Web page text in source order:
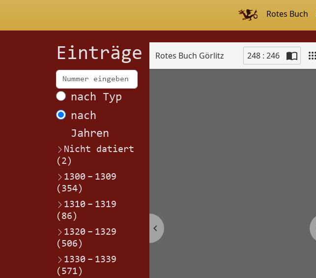
Rotes Buch
Einträge
nach Typ
nach
Jahren
Nicht datiert
(2)
1300 – 1309
(354)
1310 – 1319
(86)
1320 – 1329
(506)
1330 – 1339
(571)
Rotes Buch Görlitz 248 : 246